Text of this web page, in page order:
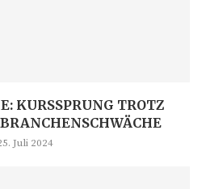
KURSSPRUNG TROTZ
Juli 2024